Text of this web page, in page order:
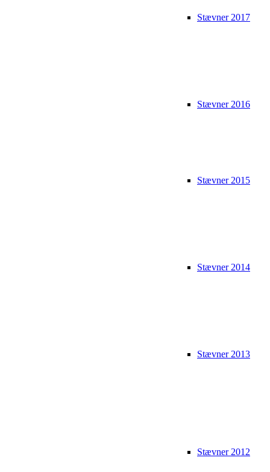
Stævner 2017
Stævner 2016
Stævner 2015
Stævner 2014
Stævner 2013
Stævner 2012